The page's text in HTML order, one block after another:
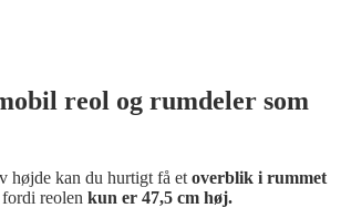
reol og rumdeler som
højde kan du hurtigt få et overblik i rummet
reolen kun er 47,5 cm høj.